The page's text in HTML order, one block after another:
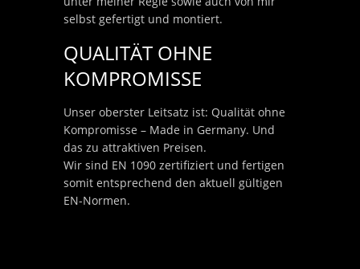
selbst gefertigt und montiert.
QUALITÄT OHNE
KOMPROMISSE
Unser oberster Leitsatz ist: Qualität ohne
Kompromisse – Made in Germany. Und
das zu attraktiven Preisen.
Wir sind EN 1090 zertifiziert und fertigen
somit entsprechend den aktuell gültigen
EN-Normen.